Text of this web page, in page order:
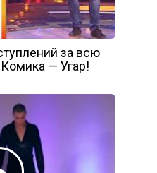
за всю
— Угар!